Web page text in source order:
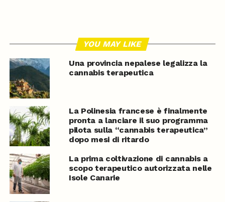
YOU MAY LIKE
Una provincia nepalese legalizza la
cannabis terapeutica
La Polinesia francese è finalmente
pronta a lanciare il suo programma
pilota sulla “cannabis terapeutica”
dopo mesi di ritardo
La prima coltivazione di cannabis a
scopo terapeutico autorizzata nelle
Isole Canarie